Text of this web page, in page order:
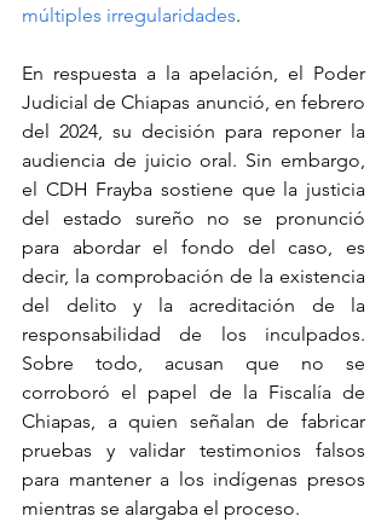
múltiples irregularidades.
En respuesta a la apelación, el Poder
Judicial de Chiapas anunció, en febrero
del 2024, su decisión para reponer la
audiencia de juicio oral. Sin embargo,
el CDH Frayba sostiene que la justicia
del estado sureño no se pronunció
para abordar el fondo del caso, es
decir, la comprobación de la existencia
del delito y la acreditación de la
responsabilidad de los inculpados.
Sobre todo, acusan que no se
corroboró el papel de la Fiscalía de
Chiapas, a quien señalan de fabricar
pruebas y validar testimonios falsos
para mantener a los indígenas presos
mientras se alargaba el proceso.